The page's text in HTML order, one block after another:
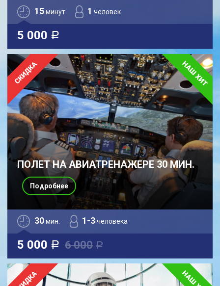
15минут 1 человек
5 000 a
ПОЛЕТ НА АВИАТРЕНАЖЕРЕ 30 МИН.
30мин. 1-3человека
5 000 a 6 000 a
Подробнее